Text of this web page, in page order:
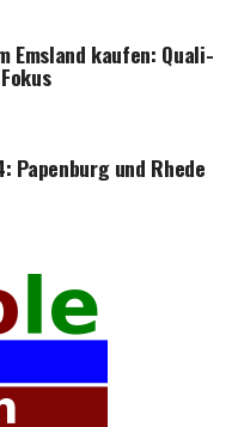
Ems­land kau­fen: Qua­li­
Papen­burg und Rhe­de